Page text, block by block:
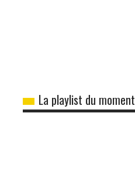
La playlist du moment